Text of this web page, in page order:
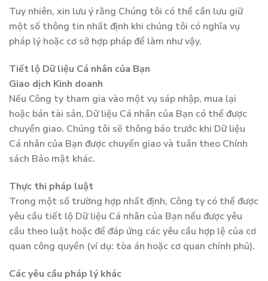
Tuy nhiên, xin lưu ý rằng Chúng tôi có thể cần lưu giữ
một số thông tin nhất định khi chúng tôi có nghĩa vụ
pháp lý hoặc cơ sở hợp pháp để làm như vậy.
Tiết lộ Dữ liệu Cá nhân của Bạn
Giao dịch Kinh doanh
Nếu Công ty tham gia vào một vụ sáp nhập, mua lại
hoặc bán tài sản, Dữ liệu Cá nhân của Bạn có thể được
chuyển giao. Chúng tôi sẽ thông báo trước khi Dữ liệu
Cá nhân của Bạn được chuyển giao và tuân theo Chính
sách Bảo mật khác.
Thực thi pháp luật
Trong một số trường hợp nhất định, Công ty có thể được
yêu cầu tiết lộ Dữ liệu Cá nhân của Bạn nếu được yêu
cầu theo luật hoặc để đáp ứng các yêu cầu hợp lệ của cơ
quan công quyền (ví dụ: tòa án hoặc cơ quan chính phủ).
Các yêu cầu pháp lý khác